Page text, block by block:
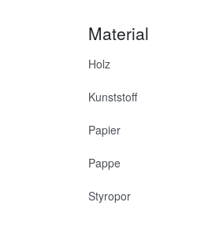
Material
Holz
Kunststoff
Papier
Pappe
Styropor